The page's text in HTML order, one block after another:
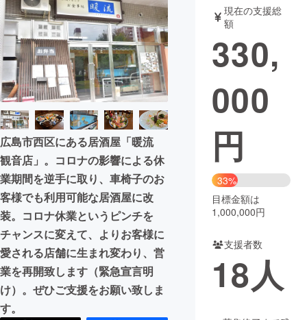
アート・写真 音楽
テクノロジー・ガジェット ゲーム・サ
映像・映画
ビジネス・起業
まちづくり・地域活性化
CAMPFIRE for Social Good
CAMPFIRE Creation
CAMPFIREふるさと納税
コミュニティ
広島市西区にある居酒屋「暖流
観音店」。コロナの影響による休
業期間を逆手に取り、車椅子のお
客様でも利用可能な居酒屋に改
装。コロナ休業というピンチを
チャンスに変えて、よりお客様に
愛される店舗に生まれ変わり、営
業を再開致します（緊急宣言明
け）。ぜひご支援をお願い致しま
す。
現在の支援総
額
330,
000
円
33%
目標金額は
1,000,000円
支援者数
18人